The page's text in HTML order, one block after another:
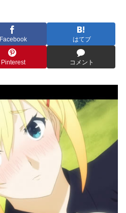
Facebook はてブ
Pinterest コメント